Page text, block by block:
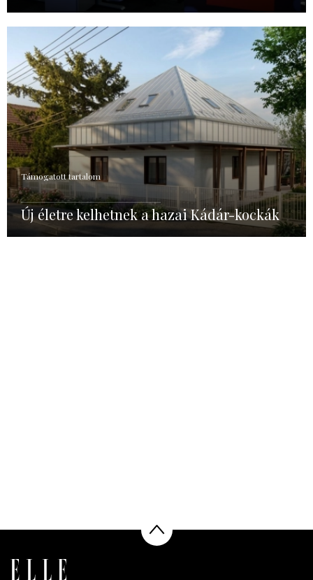
Támogatott tartalom
Új életre kelhetnek a hazai Kádár-kockák